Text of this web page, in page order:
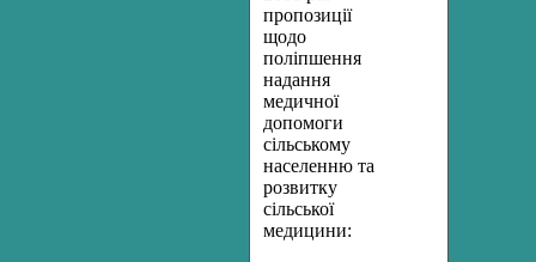
пропозиції
щодо
поліпшення
надання
медичної
допомоги
сільському
населенню та
розвитку
сільської
медицини: